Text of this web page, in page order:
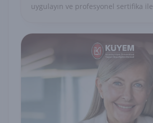
uygulayın ve profesyonel sertifika ile